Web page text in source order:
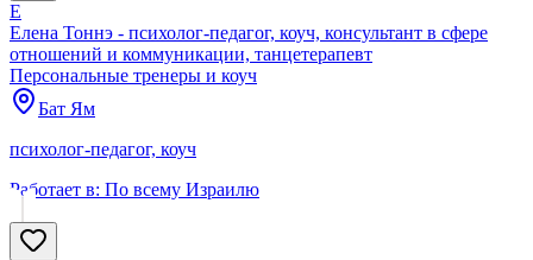
Е
Елена Тоннэ - психолог-педагог, коуч, консультант в сфере
отношений и коммуникации, танцетерапевт
Персональные тренеры и коуч
Бат Ям
психолог-педагог, коуч
Работает в: По всему Израилю